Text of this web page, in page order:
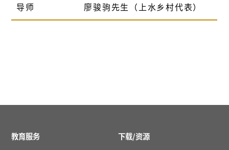
导师 廖骏驹先生（上水乡村代表）
教育服务 下载/资源